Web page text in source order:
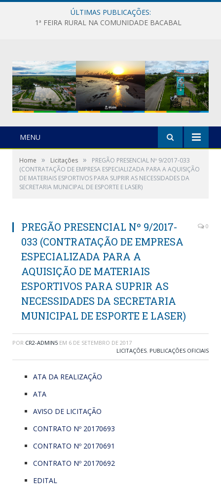
ÚLTIMAS PUBLICAÇÕES:
1ª FEIRA RURAL NA COMUNIDADE BACABAL
MENU
Home » Licitações »
PREGÃO PRESENCIAL Nº 9/2017-033
(CONTRATAÇÃO DE EMPRESA ESPECIALIZADA PARA A AQUISIÇÃO
DE MATERIAIS ESPORTIVOS PARA SUPRIR AS NECESSIDADES DA
SECRETARIA MUNICIPAL DE ESPORTE E LASER)
PREGÃO PRESENCIAL Nº 9/2017-
033 (CONTRATAÇÃO DE EMPRESA
ESPECIALIZADA PARA A
AQUISIÇÃO DE MATERIAIS
ESPORTIVOS PARA SUPRIR AS
NECESSIDADES DA SECRETARIA
MUNICIPAL DE ESPORTE E LASER)
0
POR CR2-ADMIN5 EM 6 DE SETEMBRO DE 2017
LICITAÇÕES, PUBLICAÇÕES OFICIAIS
ATA DA REALIZAÇÃO
ATA
AVISO DE LICITAÇÃO
CONTRATO Nº 20170693
CONTRATO Nº 20170691
CONTRATO Nº 20170692
EDITAL